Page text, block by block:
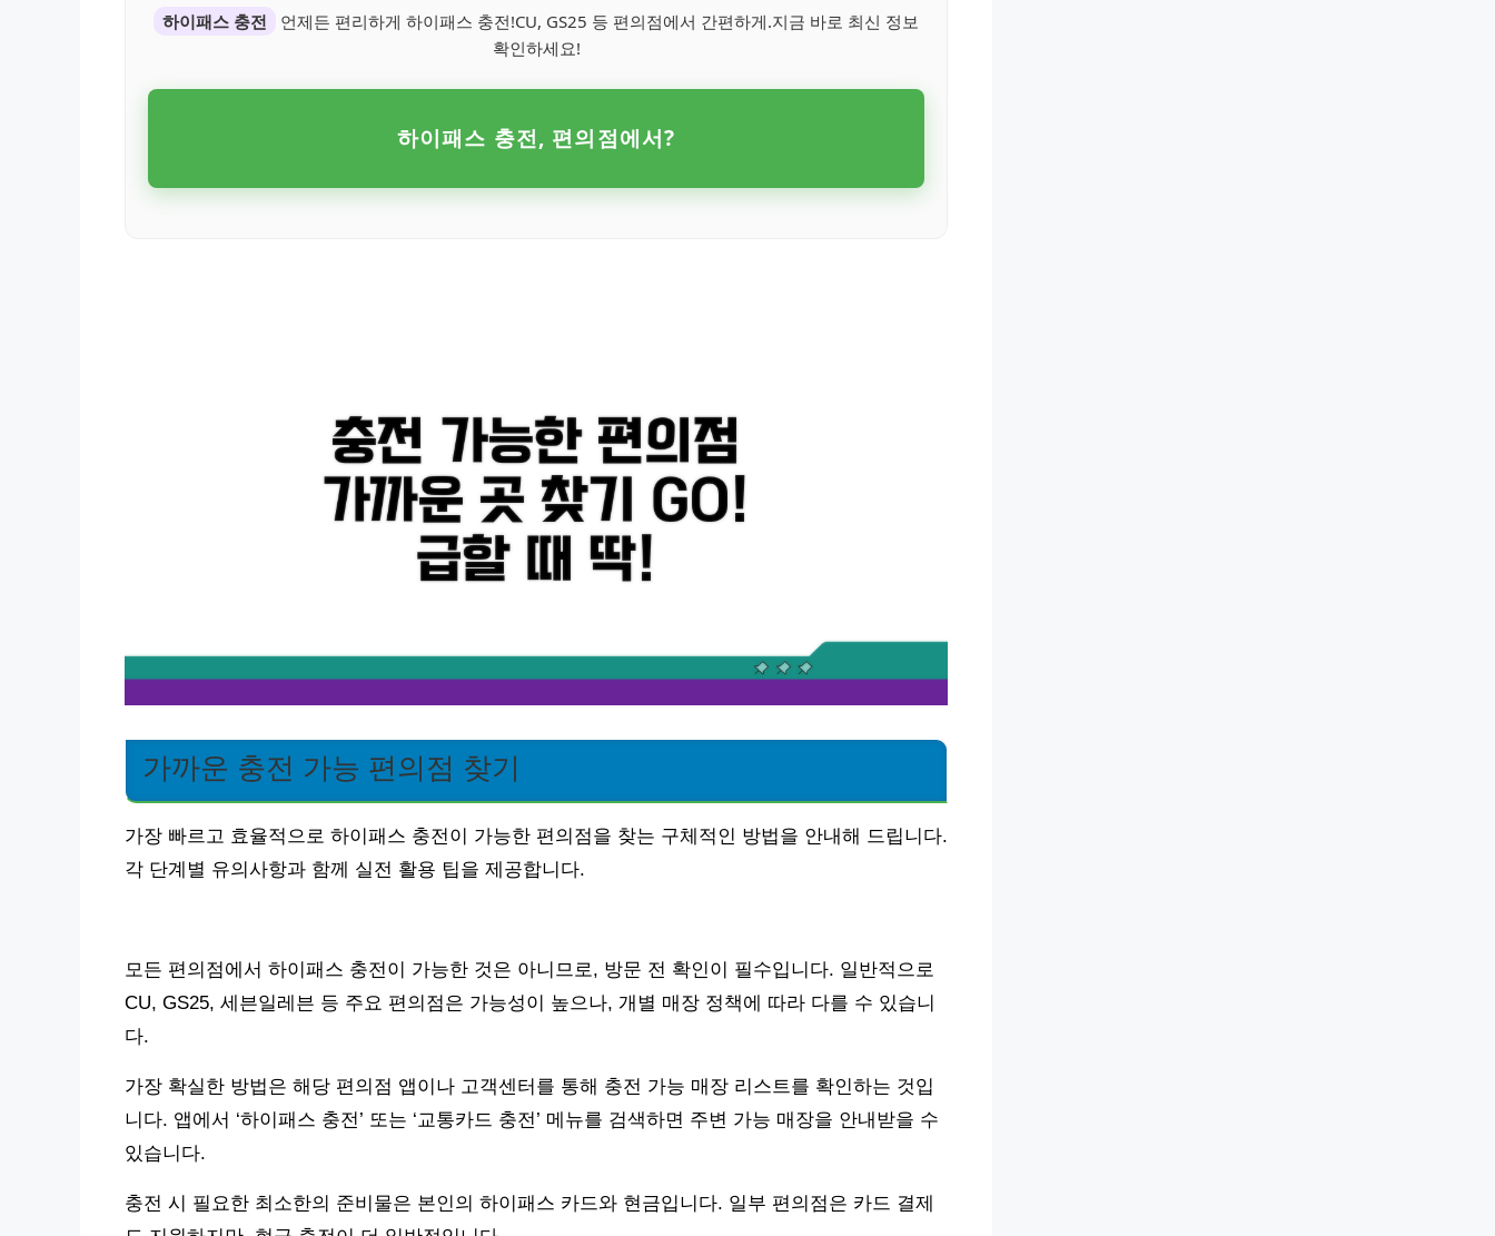
하이패스 충전
언제든 편리하게 하이패스 충전!CU, GS25 등 편의점에서 간편하게.지금 바로 최신 정보
확인하세요!
하이패스 충전, 편의점에서?
가까운 충전 가능 편의점 찾기
가장 빠르고 효율적으로 하이패스 충전이 가능한 편의점을 찾는 구체적인 방법을 안내해 드립니다.
각 단계별 유의사항과 함께 실전 활용 팁을 제공합니다.
모든 편의점에서 하이패스 충전이 가능한 것은 아니므로, 방문 전 확인이 필수입니다. 일반적으로
CU, GS25, 세븐일레븐 등 주요 편의점은 가능성이 높으나, 개별 매장 정책에 따라 다를 수 있습니
다.
가장 확실한 방법은 해당 편의점 앱이나 고객센터를 통해 충전 가능 매장 리스트를 확인하는 것입
니다. 앱에서 ‘하이패스 충전’ 또는 ‘교통카드 충전’ 메뉴를 검색하면 주변 가능 매장을 안내받을 수
있습니다.
충전 시 필요한 최소한의 준비물은 본인의 하이패스 카드와 현금입니다. 일부 편의점은 카드 결제